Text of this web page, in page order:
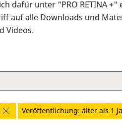
dafür unter "PRO RETINA +"
auf alle Downloads und
Videos.
Veröffentlichung: älter als 1